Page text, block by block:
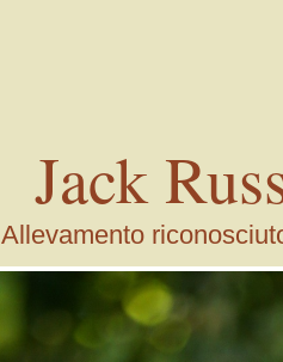
Jack
Allevamento